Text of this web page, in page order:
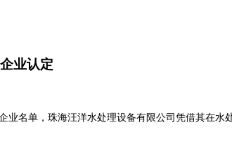
业认定
业名单，珠海汪洋水处理设备有限公司凭借其在